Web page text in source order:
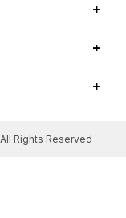
+
+
+
All Rights Reserved